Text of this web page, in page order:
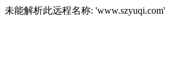
未能解析此远程名称: 'www.szyuqi.com'